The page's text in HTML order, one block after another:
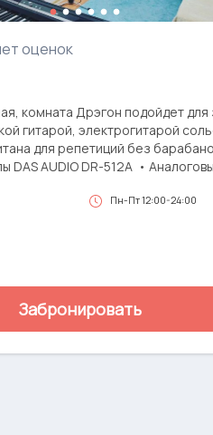
оценок
комната Дрэгон подойдет для
гитарой, электрогитарой
для репетиций без
AUDIO DR-512A •
(88 клавиш) •
Зеркало
Пн-Пт 12:00-24:00
Забронировать